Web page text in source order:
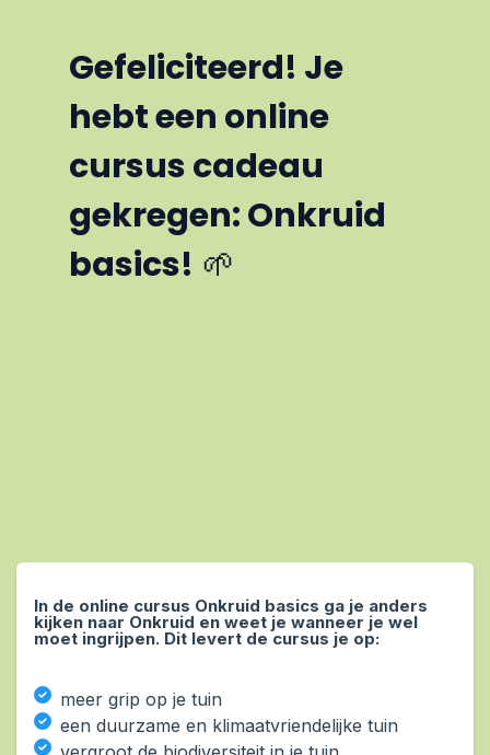
Gefeliciteerd! Je
hebt een online
cursus cadeau
gekregen: Onkruid
basics! 🌱
In de online cursus Onkruid basics ga je anders
kijken naar Onkruid en weet je wanneer je wel
moet ingrijpen. Dit levert de cursus je op:
meer grip op je tuin
een duurzame en klimaatvriendelijke tuin